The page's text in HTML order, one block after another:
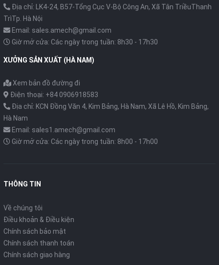
Địa chỉ: LK4-24, B57-Tổng Cục V-Bộ Công An, Xã Tân TriềuThanh
TrìTp. Hà Nội
Email: sales.amech@gmail.com
Giờ mở cửa: Các ngày trong tuần: 8h30 - 17h30
XƯỞNG SẢN XUẤT (HÀ NAM)
Xem bản đồ đường đi
Điện thoại: +84 0906918583
Địa chỉ: KCN Đồng Văn 4, Kim Bảng, Hà Nam, Xã Lê Hồ, Kim Bảng,
Hà Nam
Email: sales1.amech@gmail.com
Giờ mở cửa: Các ngày trong tuần: 8h00 - 17h00
THÔNG TIN
Về chúng tôi
Điều khoản & Điều kiện
Chính sách bảo mật
Chính sách thanh toán
Chính sách giao hàng